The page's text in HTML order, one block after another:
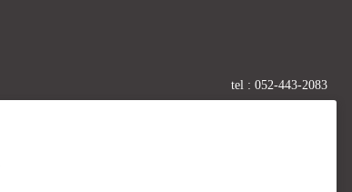
tel : 052-443-2083